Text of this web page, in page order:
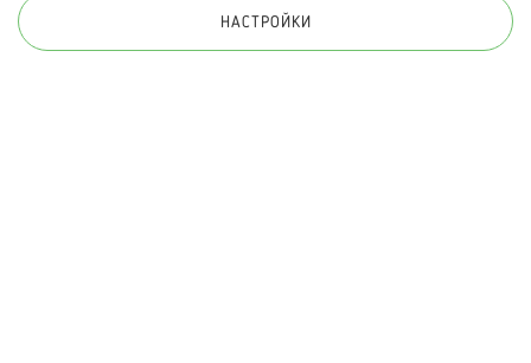
© 2026 Hippoland.net. Всички права запазени
НАСТРОЙКИ